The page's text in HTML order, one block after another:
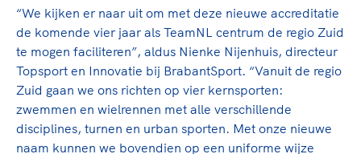
“We kijken er naar uit om met deze nieuwe accreditatie
de komende vier jaar als TeamNL centrum de regio Zuid
te mogen faciliteren”, aldus Nienke Nijenhuis, directeur
Topsport en Innovatie bij BrabantSport. “Vanuit de regio
Zuid gaan we ons richten op vier kernsporten:
zwemmen en wielrennen met alle verschillende
disciplines, turnen en urban sporten. Met onze nieuwe
naam kunnen we bovendien op een uniforme wijze